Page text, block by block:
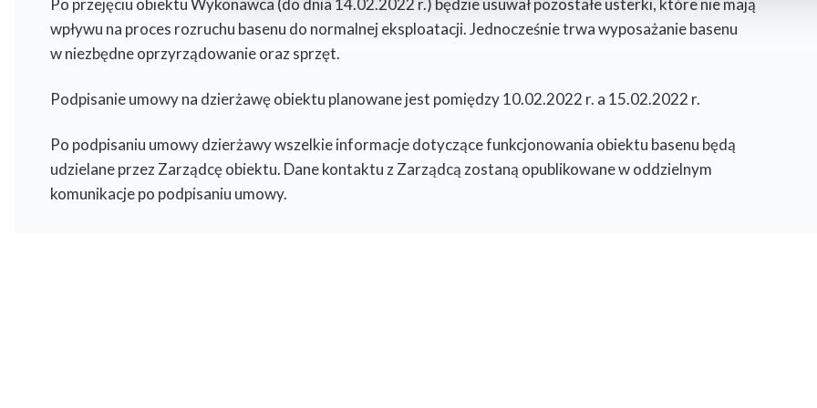
wpływu na proces rozruchu basenu do normalnej eksploatacji. Jednocześnie trwa wyposażanie basenu
w niezbędne oprzyrządowanie oraz sprzęt.
Podpisanie umowy na dzierżawę obiektu planowane jest pomiędzy 10.02.2022 r. a 15.02.2022 r.
Po podpisaniu umowy dzierżawy wszelkie informacje dotyczące funkcjonowania obiektu basenu będą
udzielane przez Zarządcę obiektu. Dane kontaktu z Zarządcą zostaną opublikowane w oddzielnym
komunikacje po podpisaniu umowy.
Reknica Sp. z o.o.
ul. Leśna 12, 83-050 Kolbudy
58 682 74 11
Formularze
Wodomierze
Odczyt wodomierzy
Usługi dodatkowe i
Copyright © 2026 Reknica Sp. z o.o. Wszelkie prawa zastrzeżone. Kopiowanie tekstów, grafik i zdjęć bez pisemnego zezwolenia – zabronione. Projekt i wykonanie: n8n.